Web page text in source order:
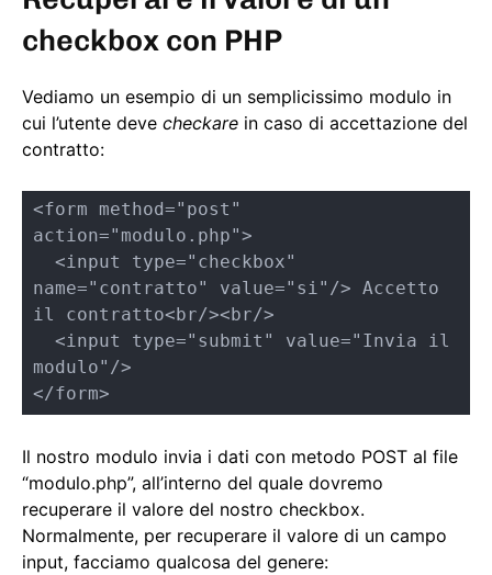
checkbox con PHP
Vediamo un esempio di un semplicissimo modulo in
cui l’utente deve checkare in caso di accettazione del
contratto:
<form method="post"
action="modulo.php">
name="contratto" value="si"/> Accetto
il contratto<br/><br/>
modulo"/>
</form>
Il nostro modulo invia i dati con metodo POST al file
“modulo.php”, all’interno del quale dovremo
recuperare il valore del nostro checkbox.
Normalmente, per recuperare il valore di un campo
input, facciamo qualcosa del genere: